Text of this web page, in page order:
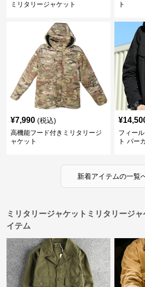
ミリタリージャケット
ト
¥7,990 (税込)
高機能フード付きミリタリージ
ャケット
¥
フィー
ト パー
新着アイテムの一覧
ミリタリージャケットミリタリージ
イテム